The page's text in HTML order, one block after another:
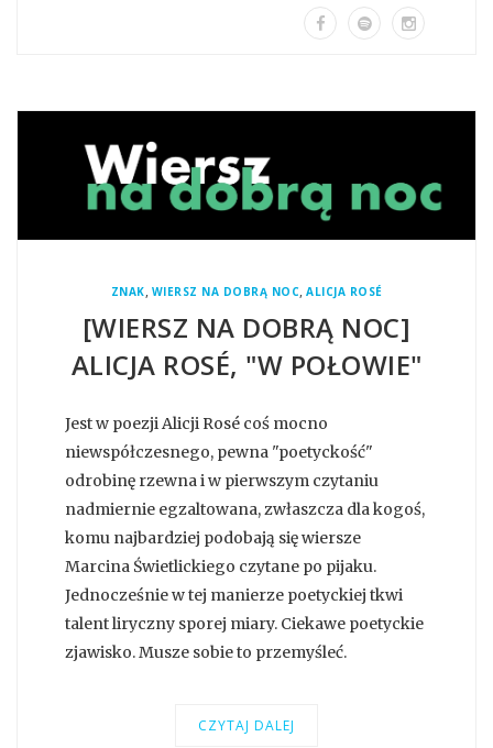
ZNAK, WIERSZ NA DOBRĄ NOC, ALICJA ROSÉ
[WIERSZ NA DOBRĄ NOC]
ALICJA ROSÉ, "W POŁOWIE"
Jest w poezji Alicji Rosé coś mocno
niewspółczesnego, pewna "poetyckość"
odrobinę rzewna i w pierwszym czytaniu
nadmiernie egzaltowana, zwłaszcza dla kogoś,
komu najbardziej podobają się wiersze
Marcina Świetlickiego czytane po pijaku.
Jednocześnie w tej manierze poetyckiej tkwi
talent liryczny sporej miary. Ciekawe poetyckie
zjawisko. Musze sobie to przemyśleć.
CZYTAJ DALEJ